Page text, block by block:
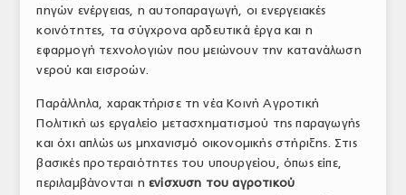
πηγών ενέργειας, η αυτοπαραγωγή, οι ενεργειακές
κοινότητες, τα σύγχρονα αρδευτικά έργα και η
εφαρμογή τεχνολογιών που μειώνουν την κατανάλωση
νερού και εισροών.
Παράλληλα, χαρακτήρισε τη νέα Κοινή Αγροτική
Πολιτική ως εργαλείο μετασχηματισμού της παραγωγής
και όχι απλώς ως μηχανισμό οικονομικής στήριξης. Στις
βασικές προτεραιότητες του υπουργείου, όπως είπε,
περιλαμβάνονται η ενίσχυση του αγροτικού